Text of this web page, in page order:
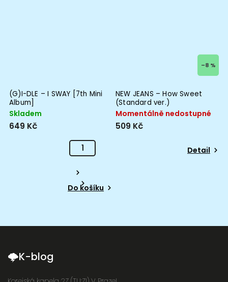
(G)I-DLE – I SWAY [7th Mini
Album]
Skladem
649 Kč
Do košíku
–8 %
NEW JEANS – How Sweet
(Standard ver.)
Momentálně nedostupné
509 Kč
Detail
🌩K-blog